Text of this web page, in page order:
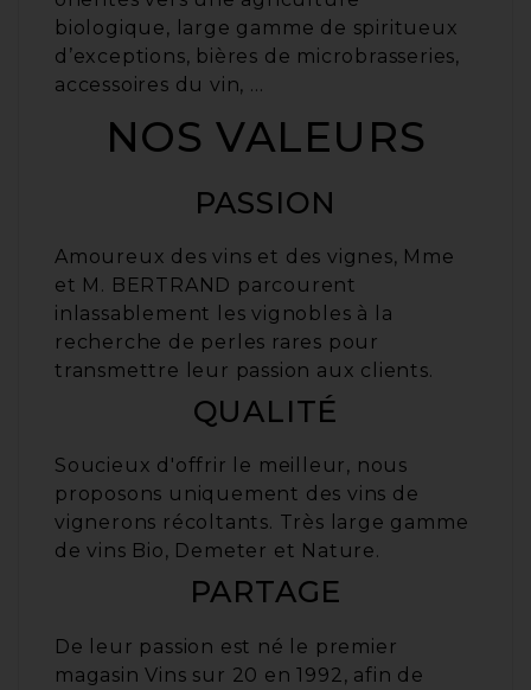
biologique, large gamme de spiritueux
d’exceptions, bières de microbrasseries,
accessoires du vin, …
NOS VALEURS
PASSION
Amoureux des vins et des vignes, Mme
et M. BERTRAND parcourent
inlassablement les vignobles à la
recherche de perles rares pour
transmettre leur passion aux clients.
QUALITÉ
Soucieux d'offrir le meilleur, nous
proposons uniquement des vins de
vignerons récoltants. Très large gamme
de vins Bio, Demeter et Nature.
PARTAGE
De leur passion est né le premier
magasinVins sur 20 en 1992, afin de